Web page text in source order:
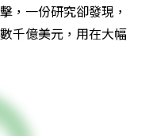
，一份研究卻發現，
千億美元，用在大幅